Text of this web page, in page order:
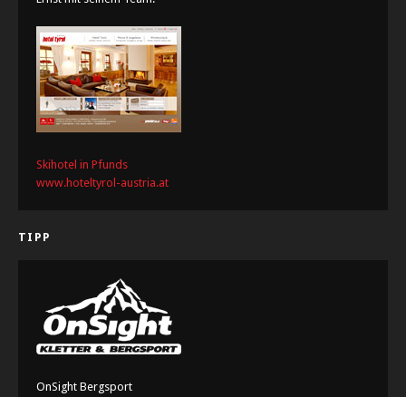
Skihotel in Pfunds
www.hoteltyrol-austria.at
TIPP
OnSight Bergsport